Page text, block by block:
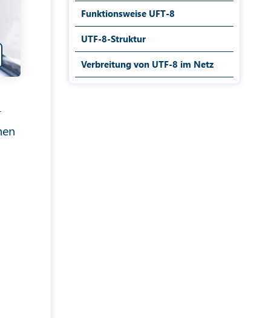
Funktionsweise UFT-8
UTF-8-Struktur
Verbreitung von UTF-8 im Netz